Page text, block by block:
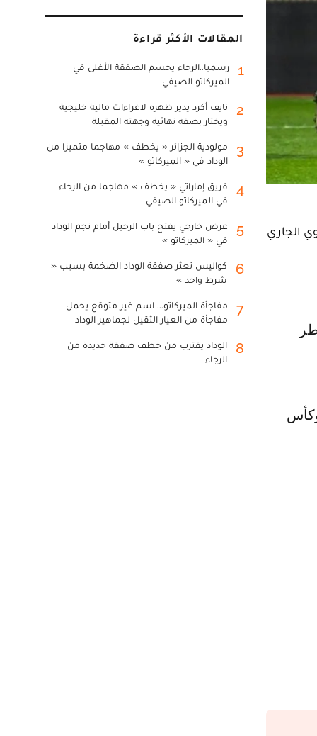
الجاري
المقالات الأكثر قراءة
1
رسميا..الرجاء يحسم الصفقة الأغلى في
الميركاتو الصيفي
2
نايف أكرد يدير ظهره لاغراءات مالية خليجية
ويختار بصفة نهائية وجهته المقبلة
3
مولودية الجزائر « يخطف » مهاجما متميزا من
الوداد في « الميركاتو »
4
فريق إماراتي « يخطف » مهاجما من الرجاء
في الميركاتو الصيفي
5
عرض خارجي يفتح باب الرحيل أمام نجم الوداد
في « الميركاتو »
6
كواليس تعثر صفقة الوداد الضخمة بسبب «
شرط واحد »
7
مفاجأة الميركاتو... اسم غير متوقع يحمل
مفاجأة من العيار الثقيل لجماهير الوداد
8
الوداد يقترب من خطف صفقة جديدة من
الرجاء